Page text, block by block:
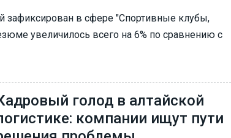
зафиксирован в сфере "Спортивные клубы,
увеличилось всего на 6% по сравнению с
голод в алтайской
компании ищут пути